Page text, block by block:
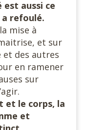
est aussi ce
a refoulé.
mise à
et sur
des autres
en ramener
sur
et le corps, la
et